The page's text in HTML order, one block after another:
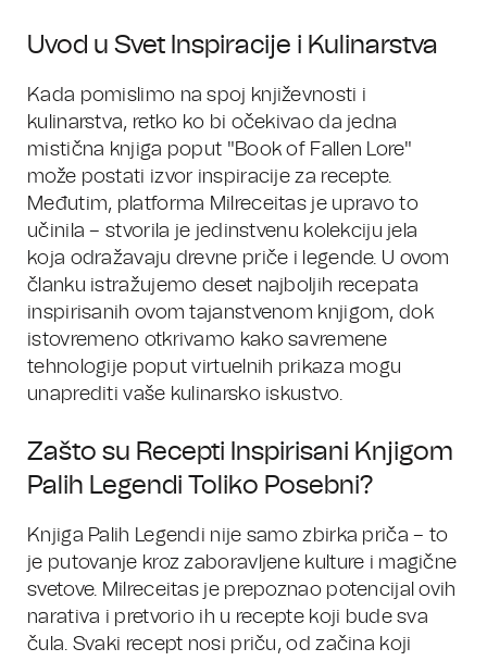
Uvod u Svet Inspiracije i Kulinarstva
Kada pomislimo na spoj književnosti i
kulinarstva, retko ko bi očekivao da jedna
mistična knjiga poput "Book of Fallen Lore"
može postati izvor inspiracije za recepte.
Međutim, platforma Milreceitas je upravo to
učinila – stvorila je jedinstvenu kolekciju jela
koja odražavaju drevne priče i legende. U ovom
članku istražujemo deset najboljih recepata
inspirisanih ovom tajanstvenom knjigom, dok
istovremeno otkrivamo kako savremene
tehnologije poput virtuelnih prikaza mogu
unaprediti vaše kulinarsko iskustvo.
Zašto su Recepti Inspirisani Knjigom
Palih Legendi Toliko Posebni?
Knjiga Palih Legendi nije samo zbirka priča – to
je putovanje kroz zaboravljene kulture i magične
svetove. Milreceitas je prepoznao potencijal ovih
narativa i pretvorio ih u recepte koji bude sva
čula. Svaki recept nosi priču, od začina koji